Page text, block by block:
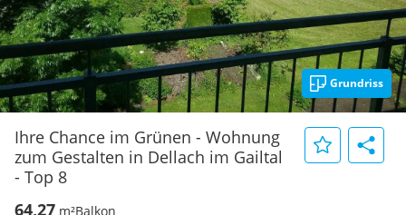
Ihre Chance im Grünen - Wohnung
zum Gestalten in Dellach im Gailtal
- Top 8
64,27 m²Balkon
Grundriss